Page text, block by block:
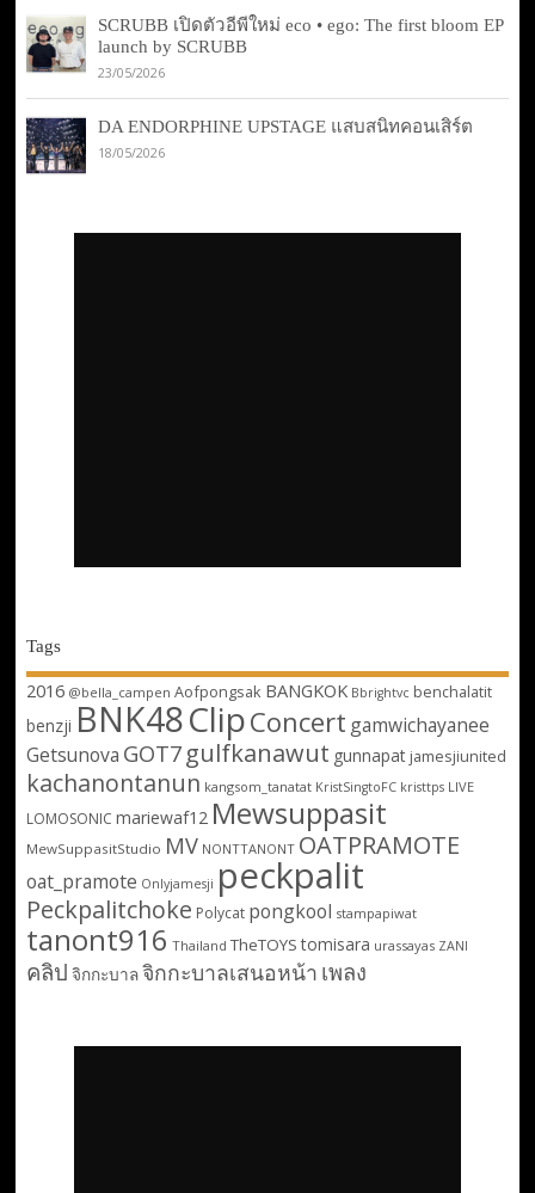
SCRUBB เปิดตัวอีพีใหม่ eco • ego: The first bloom EP
launch by SCRUBB
23/05/2026
DA ENDORPHINE UPSTAGE แสบสนิทคอนเสิร์ต
18/05/2026
Tags
2016 @bella_campen Aofpongsak BANGKOK Bbrightvc benchalatit
benzji BNK48ClipConcert gamwichayanee
Getsunova GOT7 gulfkanawut gunnapat jamesjiunited
kachanontanun kangsom_tanatat KristSingtoFC kristtps LIVE
LOMOSONIC mariewaf12 Mewsuppasit
MewSuppasitStudio MV NONTTANONT OATPRAMOTE
oat_pramote Onlyjamesji peckpalit
Peckpalitchoke Polycat pongkool stampapiwat
tanont916 Thailand TheTOYS tomisara urassayas ZANI
คลิป จิกกะบาลจิกกะบาลเสนอหน้า เพลง